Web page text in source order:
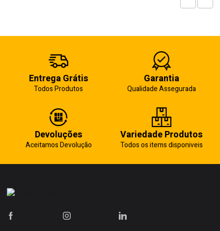
Entrega Grátis
Todos Produtos
Garantia
Qualidade Assegurada
Devoluções
Aceitamos Devolução
Variedade Produtos
Todos os items disponiveis